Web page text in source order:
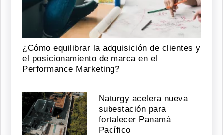
¿Cómo equilibrar la adquisición de clientes y
el posicionamiento de marca en el
Performance Marketing?
Naturgy acelera nueva
subestación para
fortalecer Panamá
Pacífico